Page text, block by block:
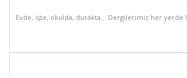
Evde, işte, okulda, durakta... Dergilerimiz her yerde !